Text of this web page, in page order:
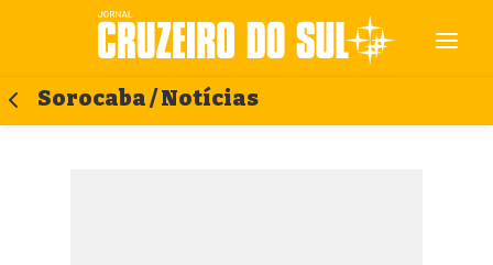
Sorocaba / Notícias